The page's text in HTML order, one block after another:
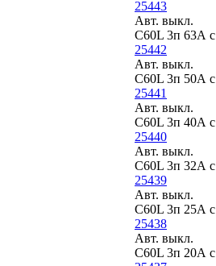
25443
Авт. выкл.
C60L 3п 63А c
25442
Авт. выкл.
C60L 3п 50А c
25441
Авт. выкл.
C60L 3п 40А c
25440
Авт. выкл.
C60L 3п 32А c
25439
Авт. выкл.
C60L 3п 25А c
25438
Авт. выкл.
C60L 3п 20А c